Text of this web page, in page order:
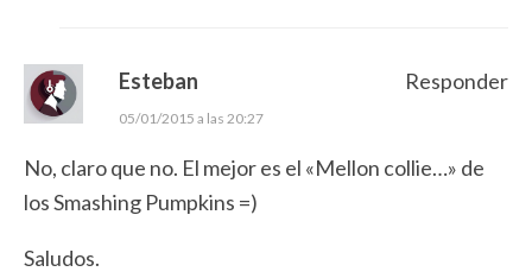
Esteban
05/01/2015 a las 20:27
No, claro que no. El mejor es el «Mellon collie…» de
los Smashing Pumpkins =)
Saludos.
Responder